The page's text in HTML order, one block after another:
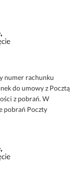
numer rachunku
do umowy z Pocztą
z pobrań. W
pobrań Poczty